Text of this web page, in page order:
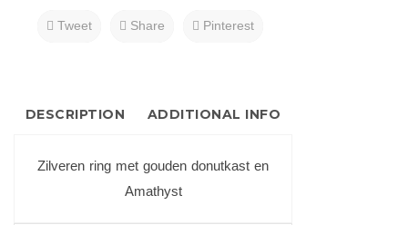
Tweet Share Pinterest
DESCRIPTION ADDITIONAL INFO
Zilveren ring met gouden donutkast en
Amathyst